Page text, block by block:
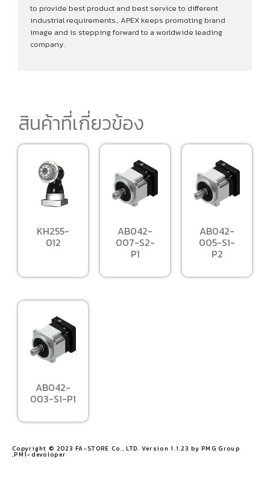
to provide best product and best service to different
industrial requirements., APEX keeps promoting brand
image and is stepping forward to a worldwide leading
company.
สินค้าที่เกี่ยวข้อง
KH255-
012
AB042-
007-S2-
P1
AB042-
005-S1-
P2
AB042-
003-S1-P1
Copyright © 2023 FA-STORE Co., LTD. Version 1.1.23 by PMG Group
,PM1-devoloper​